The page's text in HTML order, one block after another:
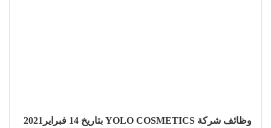
وظائف شركة YOLO COSMETICS بتاريخ 14 فبراير2021